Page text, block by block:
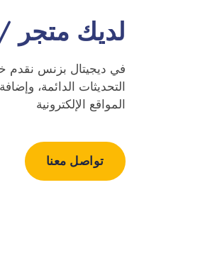
لديك متجر
في ديجيتال بزنس نقدم
التحديثات الدائمة،
المواقع اﻹلكترونية
تواصل معنا